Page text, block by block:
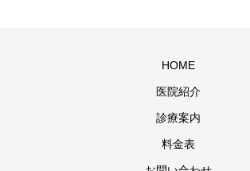
HOME
医院紹介
診療案内
料金表